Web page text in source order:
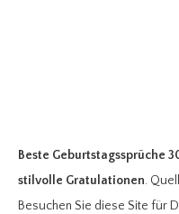
Beste Geburtstagssprüche
stilvolle Gratulationen.
Besuchen Sie diese Site für